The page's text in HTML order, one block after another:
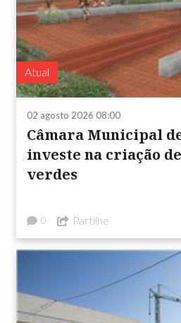
Atual
02 agosto 2026 08:00
Câmara Municipal de Mértola
investe na criação de espaços
verdes
0 Partilhe